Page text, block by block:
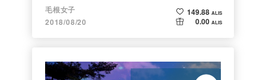
毛根女子
2018/08/20
149.88 ALIS
0.00 ALIS